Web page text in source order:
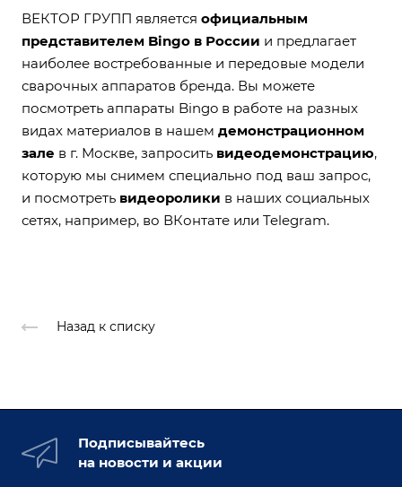
ВЕКТОР ГРУПП является официальным
представителем Bingo в России и предлагает
наиболее востребованные и передовые модели
сварочных аппаратов бренда. Вы можете
посмотреть аппараты Bingo в работе на разных
видах материалов в нашем демонстрационном
зале в г. Москве, запросить видеодемонстрацию,
которую мы снимем специально под ваш запрос,
и посмотреть видеоролики в наших социальных
сетях, например, во ВКонтате или Telegram.
Назад к списку
Подписывайтесь
на новости и акции